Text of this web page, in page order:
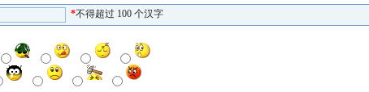
*不得超过 100 个汉字